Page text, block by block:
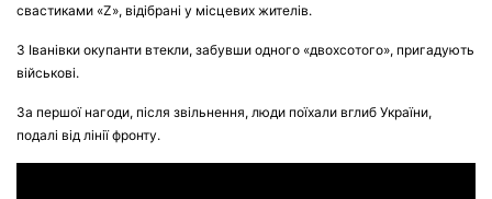
свастиками «Z», відібрані у місцевих жителів.
З Іванівки окупанти втекли, забувши одного «двохсотого», пригадують
військові.
За першої нагоди, після звільнення, люди поїхали вглиб України,
подалі від лінії фронту.